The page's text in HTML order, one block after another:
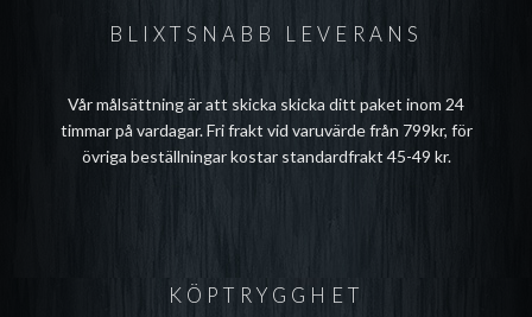
BLIXTSNABB LEVERANS
Vår målsättning är att skicka skicka ditt paket inom 24
timmar på vardagar. Fri frakt vid varuvärde från 799kr, för
övriga beställningar kostar standardfrakt 45-49 kr.
KÖPTRYGGHET